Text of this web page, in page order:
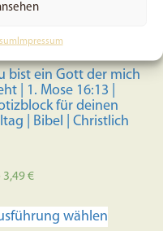
Impressum
bist ein Gott der mich
| 1. Mose 16:13 |
für deinen
| Bibel | Christlich
3,49€
wählen